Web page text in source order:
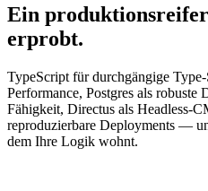
Ein
erprobt.
TypeScript für durchgängige
Performance, Postgres als
Fähigkeit, Directus als Headless-
reproduzierbare Deployments —
dem Ihre Logik wohnt.